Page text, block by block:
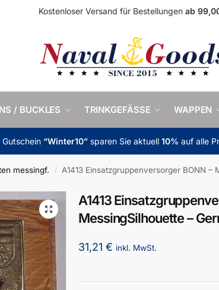
Kostenloser Versand für Bestellungen ab
/ BUCKLES TRINKGEFÄSSE WAPPEN
“Winter10” sparen Sie aktuell 10% auf alle
messingf. / A1413 Einsatzgruppenversorger BONN –
A1413
MessingSilhouette –
31,21 € inkl. MwSt.